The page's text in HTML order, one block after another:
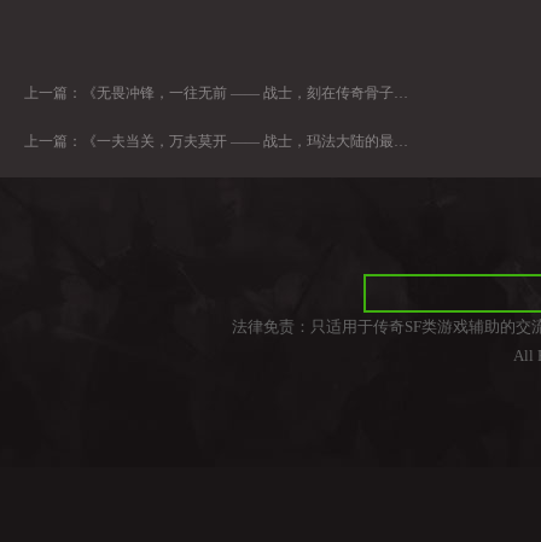
上一篇： 《无畏冲锋，一往无前 —— 战士，刻在传奇骨子里的战斗精神》
上一篇： 《一夫当关，万夫莫开 —— 战士，玛法大陆的最强守护者》
法律免责：只适用于传奇SF类游戏辅助的
All